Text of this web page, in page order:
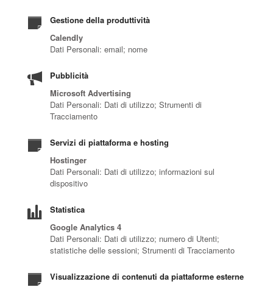
Gestione della produttività
Calendly
Dati Personali: email; nome
Pubblicità
Microsoft Advertising
Dati Personali: Dati di utilizzo; Strumenti di
Tracciamento
Servizi di piattaforma e hosting
Hostinger
Dati Personali: Dati di utilizzo; informazioni sul
dispositivo
Statistica
Google Analytics 4
Dati Personali: Dati di utilizzo; numero di Utenti;
statistiche delle sessioni; Strumenti di Tracciamento
Visualizzazione di contenuti da piattaforme esterne